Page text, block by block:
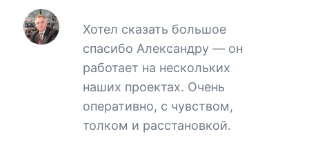
Хотел сказать большое
спасибо Александру — он
работает на нескольких
наших проектах. Очень
оперативно, с чувством,
толком и расстановкой.